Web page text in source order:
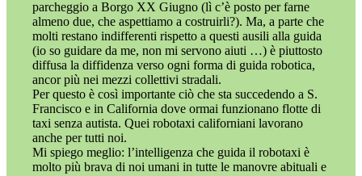
parcheggio a Borgo XX Giugno (lì c’è posto per farne
almeno due, che aspettiamo a costruirli?). Ma, a parte che
molti restano indifferenti rispetto a questi ausili alla guida
(io so guidare da me, non mi servono aiuti …) è piuttosto
diffusa la diffidenza verso ogni forma di guida robotica,
ancor più nei mezzi collettivi stradali.
Per questo è così importante ciò che sta succedendo a S.
Francisco e in California dove ormai funzionano flotte di
taxi senza autista. Quei robotaxi californiani lavorano
anche per tutti noi.
Mi spiego meglio: l’intelligenza che guida il robotaxi è
molto più brava di noi umani in tutte le manovre abituali e